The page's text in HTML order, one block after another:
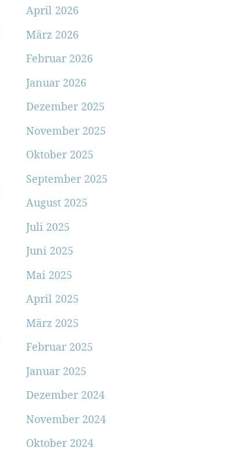
April 2026
März 2026
Februar 2026
Januar 2026
Dezember 2025
November 2025
Oktober 2025
September 2025
August 2025
Juli 2025
Juni 2025
Mai 2025
April 2025
März 2025
Februar 2025
Januar 2025
Dezember 2024
November 2024
Oktober 2024